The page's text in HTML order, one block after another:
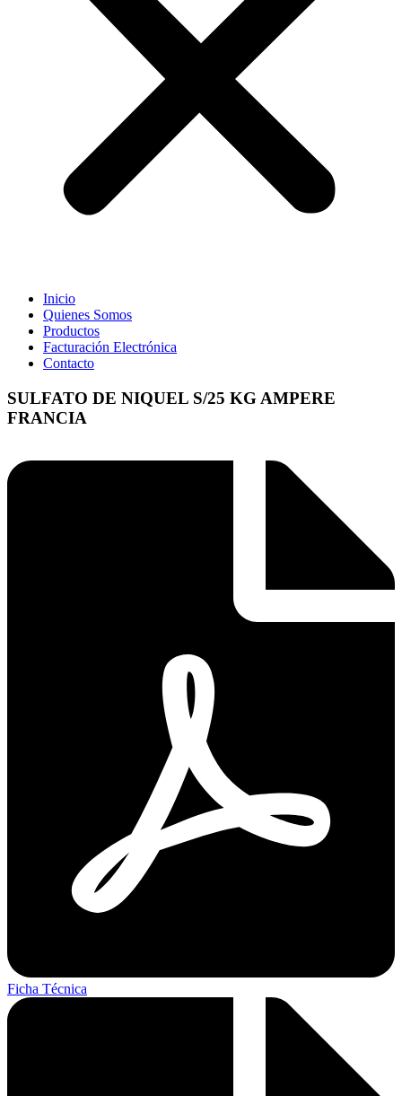
Inicio
Quienes Somos
Productos
Facturación Electrónica
Contacto
SULFATO DE NIQUEL S/25 KG AMPERE
FRANCIA
Ficha Técnica